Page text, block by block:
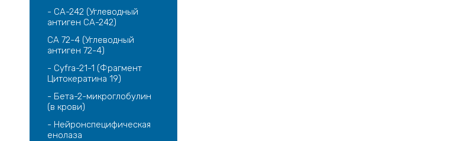
- CA-242 (Углеводный
антиген СА-242)
CA 72­-4 (Углеводный
антиген 72-­4)
- Cyfra-21-1 (Фрагмент
Цитокератина 19)
- Бета-2-микроглобулин
(в крови)
- Нейронспецифическая
енолаза